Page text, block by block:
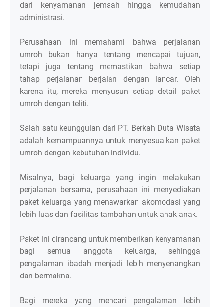
dari kenyamanan jemaah hingga kemudahan
administrasi.
Perusahaan ini memahami bahwa perjalanan
umroh bukan hanya tentang mencapai tujuan,
tetapi juga tentang memastikan bahwa setiap
tahap perjalanan berjalan dengan lancar. Oleh
karena itu, mereka menyusun setiap detail paket
umroh dengan teliti.
Salah satu keunggulan dari PT. Berkah Duta Wisata
adalah kemampuannya untuk menyesuaikan paket
umroh dengan kebutuhan individu.
Misalnya, bagi keluarga yang ingin melakukan
perjalanan bersama, perusahaan ini menyediakan
paket keluarga yang menawarkan akomodasi yang
lebih luas dan fasilitas tambahan untuk anak-anak.
Paket ini dirancang untuk memberikan kenyamanan
bagi semua anggota keluarga, sehingga
pengalaman ibadah menjadi lebih menyenangkan
dan bermakna.
Bagi mereka yang mencari pengalaman lebih